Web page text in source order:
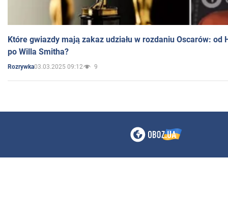
Które gwiazdy mają zakaz udziału w rozdaniu Oscarów: od
po Willa Smitha?
Rozrywka03.03.2025 09:12 9